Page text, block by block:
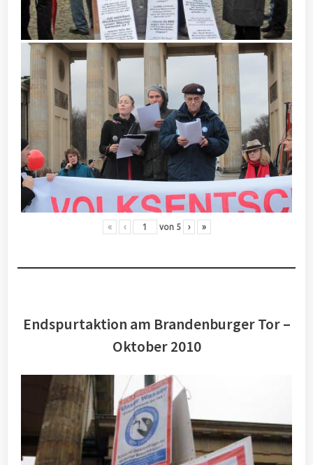
« ‹ von 5 › »
Endspurtaktion am Brandenburger Tor –
Oktober 2010